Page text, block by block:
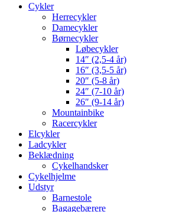
Cykler
Herrecykler
Damecykler
Børnecykler
Løbecykler
14″ (2,5-4 år)
16″ (3,5-5 år)
20″ (5-8 år)
24″ (7-10 år)
26″ (9-14 år)
Mountainbike
Racercykler
Elcykler
Ladcykler
Beklædning
Cykelhandsker
Cykelhjelme
Udstyr
Barnestole
Bagagebærere